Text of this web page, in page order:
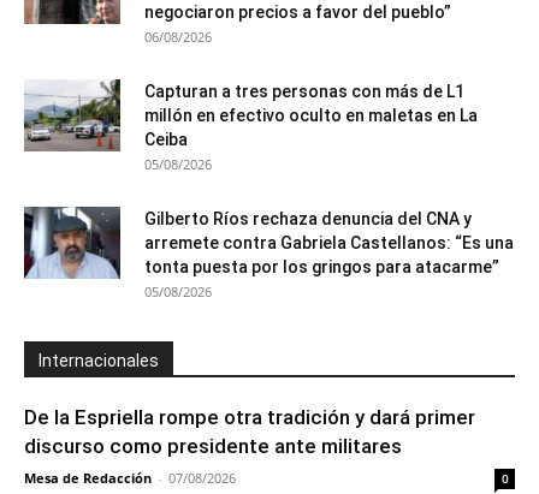
negociaron precios a favor del pueblo”
06/08/2026
Capturan a tres personas con más de L1
millón en efectivo oculto en maletas en La
Ceiba
05/08/2026
Gilberto Ríos rechaza denuncia del CNA y
arremete contra Gabriela Castellanos: “Es una
tonta puesta por los gringos para atacarme”
05/08/2026
Internacionales
De la Espriella rompe otra tradición y dará primer
discurso como presidente ante militares
Mesa de Redacción - 07/08/2026 0